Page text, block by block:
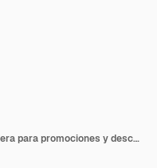
Elemento 3d con textura de madera para promociones y descuentos para junio y sao joao festa junina en braz